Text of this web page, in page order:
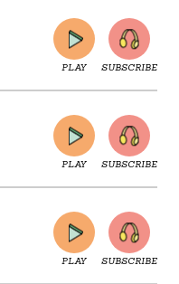
PLAY SUBSCRIBE
PLAY SUBSCRIBE
PLAY SUBSCRIBE